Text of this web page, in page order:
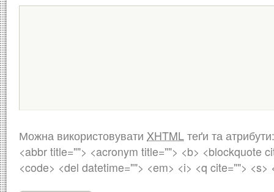
Можна використовувати XHTML теґи та
<abbr title=""> <acronym title=""> <b> <blockquote
<code> <del datetime=""> <em> <i> <q cite=""> <s>